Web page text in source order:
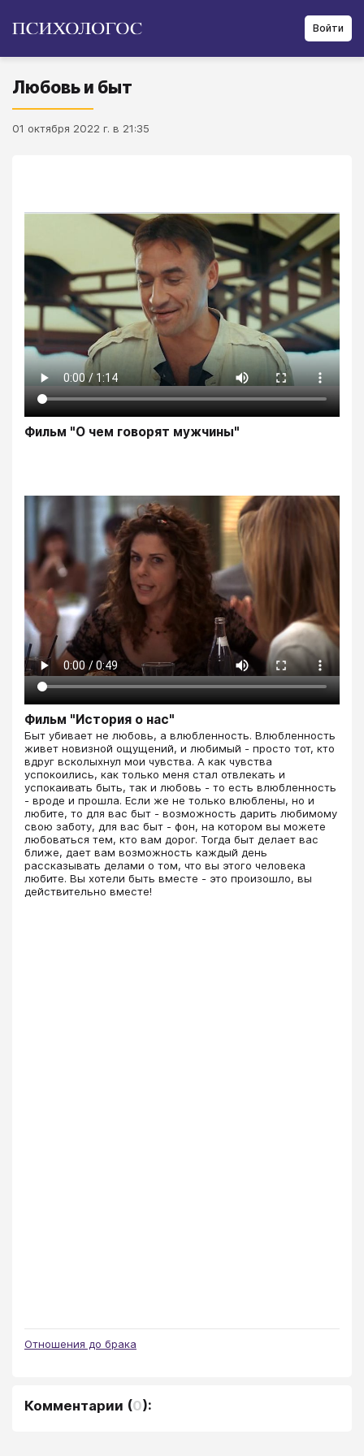
Войти
Любовь и быт
01 октября 2022 г. в 21:35
Фильм "О чем говорят мужчины"
Фильм "История о нас"
​​​​​​​​​​​​​​Быт убивает не любовь, а влюбленность. Влюбленность
живет новизной ощущений, и любимый - просто тот, кто
вдруг всколыхнул мои чувства. А как чувства
успокоились, как только меня стал отвлекать и
успокаивать быть, так и любовь - то есть влюбленность
- вроде и прошла. Если же не только влюблены, но и
любите, то для вас быт - возможность дарить любимому
свою заботу, для вас быт - фон, на котором вы можете
любоваться тем, кто вам дорог. Тогда быт делает вас
ближе, дает вам возможность каждый день
рассказывать делами о том, что вы этого человека
любите. Вы хотели быть вместе - это произошло, вы
действительно вместе!
Отношения до брака
Комментарии (0):